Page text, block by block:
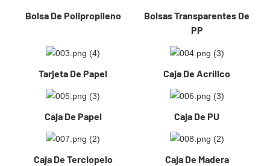
Bolsa De Polipropileno
Bolsas Transparentes De
PP
Tarjeta De Papel Caja De Acrílico
Caja De Papel Caja De PU
Caja De Terciopelo Caja De Madera